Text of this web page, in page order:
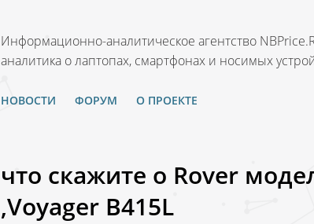
Информационно-аналитическое агентство
аналитика о лаптопах, смартфонах и носимых
НОВОСТИ ФОРУМ О ПРОЕКТЕ
что скажите о Rover
,Voyager B415L